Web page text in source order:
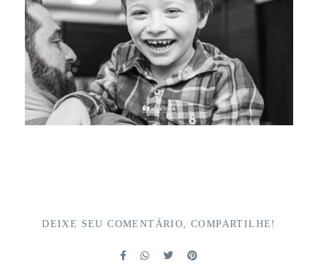
DEIXE SEU COMENTÁRIO, COMPARTILHE!